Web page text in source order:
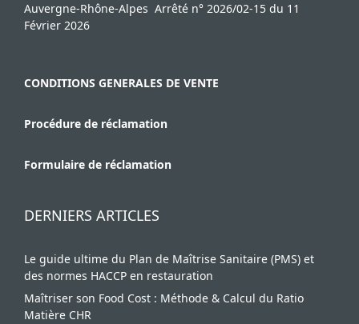
Auvergne-Rhône-Alpes Arrêté n° 2026/02-15 du 11
Février 2026
CONDITIONS GENERALES DE VENTE
Procédure de réclamation
Formulaire de réclamation
DERNIERS ARTICLES
Le guide ultime du Plan de Maîtrise Sanitaire (PMS) et
des normes HACCP en restauration
Maîtriser son Food Cost : Méthode & Calcul du Ratio
Matière CHR